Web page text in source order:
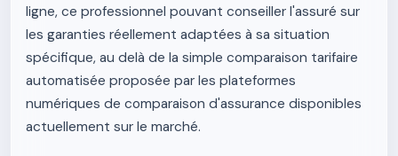
ligne, ce professionnel pouvant conseiller l'assuré sur
les garanties réellement adaptées à sa situation
spécifique, au delà de la simple comparaison tarifaire
automatisée proposée par les plateformes
numériques de comparaison d'assurance disponibles
actuellement sur le marché.